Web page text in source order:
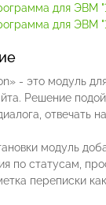
для ЭВМ
для ЭВМ
- это модуль
Решение
отвечать
модуль
по статусам,
переписки